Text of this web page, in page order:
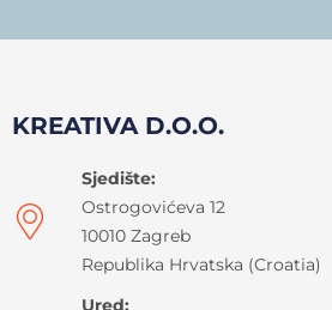
KREATIVA D.O.O.
Sjedište:
Ostrogovićeva 12
10010 Zagreb
Republika Hrvatska (Croatia)
Ured: